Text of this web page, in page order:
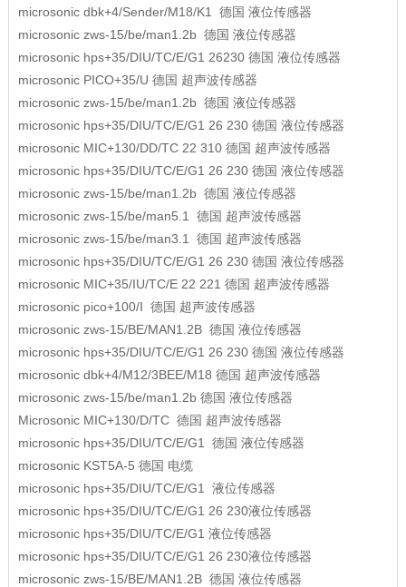
microsonic dbk+4/Sender/M18/K1 德国 液位传感器
microsonic zws-15/be/man1.2b 德国 液位传感器
microsonic hps+35/DIU/TC/E/G1 26230 德国 液位传感器
microsonic PICO+35/U 德国 超声波传感器
microsonic zws-15/be/man1.2b 德国 液位传感器
microsonic hps+35/DIU/TC/E/G1 26 230 德国 液位传感器
microsonic MIC+130/DD/TC 22 310 德国 超声波传感器
microsonic hps+35/DIU/TC/E/G1 26 230 德国 液位传感器
microsonic zws-15/be/man1.2b 德国 液位传感器
microsonic zws-15/be/man5.1 德国 超声波传感器
microsonic zws-15/be/man3.1 德国 超声波传感器
microsonic hps+35/DIU/TC/E/G1 26 230 德国 液位传感器
microsonic MIC+35/IU/TC/E 22 221 德国 超声波传感器
microsonic pico+100/I 德国 超声波传感器
microsonic zws-15/BE/MAN1.2B 德国 液位传感器
microsonic hps+35/DIU/TC/E/G1 26 230 德国 液位传感器
microsonic dbk+4/M12/3BEE/M18 德国 超声波传感器
microsonic zws-15/be/man1.2b 德国 液位传感器
Microsonic MIC+130/D/TC 德国 超声波传感器
microsonic hps+35/DIU/TC/E/G1 德国 液位传感器
microsonic KST5A-5 德国 电缆
microsonic hps+35/DIU/TC/E/G1 液位传感器
microsonic hps+35/DIU/TC/E/G1 26 230液位传感器
microsonic hps+35/DIU/TC/E/G1 液位传感器
microsonic hps+35/DIU/TC/E/G1 26 230液位传感器
microsonic zws-15/BE/MAN1.2B 德国 液位传感器